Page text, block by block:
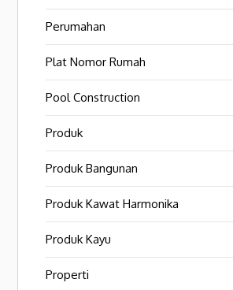
Perumahan
Plat Nomor Rumah
Pool Construction
Produk
Produk Bangunan
Produk Kawat Harmonika
Produk Kayu
Properti